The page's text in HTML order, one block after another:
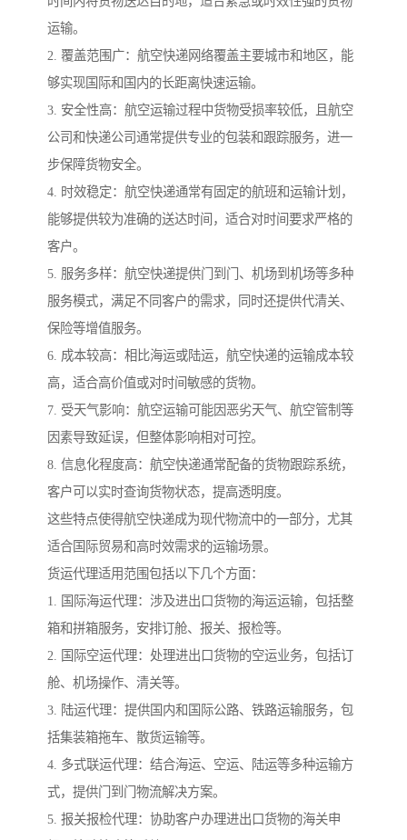
运输。
2. 覆盖范围广：航空快递网络覆盖主要城市和地区，能
够实现国际和国内的长距离快速运输。
3. 安全性高：航空运输过程中货物受损率较低，且航空
公司和快递公司通常提供专业的包装和跟踪服务，进一
步保障货物安全。
4. 时效稳定：航空快递通常有固定的航班和运输计划，
能够提供较为准确的送达时间，适合对时间要求严格的
客户。
5. 服务多样：航空快递提供门到门、机场到机场等多种
服务模式，满足不同客户的需求，同时还提供代清关、
保险等增值服务。
6. 成本较高：相比海运或陆运，航空快递的运输成本较
高，适合高价值或对时间敏感的货物。
7. 受天气影响：航空运输可能因恶劣天气、航空管制等
因素导致延误，但整体影响相对可控。
8. 信息化程度高：航空快递通常配备的货物跟踪系统，
客户可以实时查询货物状态，提高透明度。
这些特点使得航空快递成为现代物流中的一部分，尤其
适合国际贸易和高时效需求的运输场景。
货运代理适用范围包括以下几个方面：
1. 国际海运代理：涉及进出口货物的海运运输，包括整
箱和拼箱服务，安排订舱、报关、报检等。
2. 国际空运代理：处理进出口货物的空运业务，包括订
舱、机场操作、清关等。
3. 陆运代理：提供国内和国际公路、铁路运输服务，包
括集装箱拖车、散货运输等。
4. 多式联运代理：结合海运、空运、陆运等多种运输方
式，提供门到门物流解决方案。
5. 报关报检代理：协助客户办理进出口货物的海关申